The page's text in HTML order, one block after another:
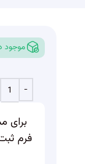
موجود
برای
فرم